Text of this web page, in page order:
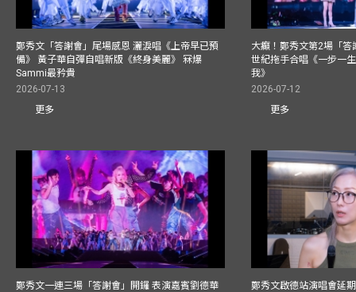
鄭秀文「答謝會」尾場感恩 灑淚唱《上帝早已預
備》 黃子華自彈自唱新版《終身美麗》 冧爆
Sammi最矜貴
2026-07-13
更多
大癲！鄭秀文第2場「
世紀拖手合唱《一步一
我》
2026-07-12
更多
鄭秀文一連三場「答謝會」開鑼 表演嘉賓劉德華
鄭秀文啟德站演唱會延